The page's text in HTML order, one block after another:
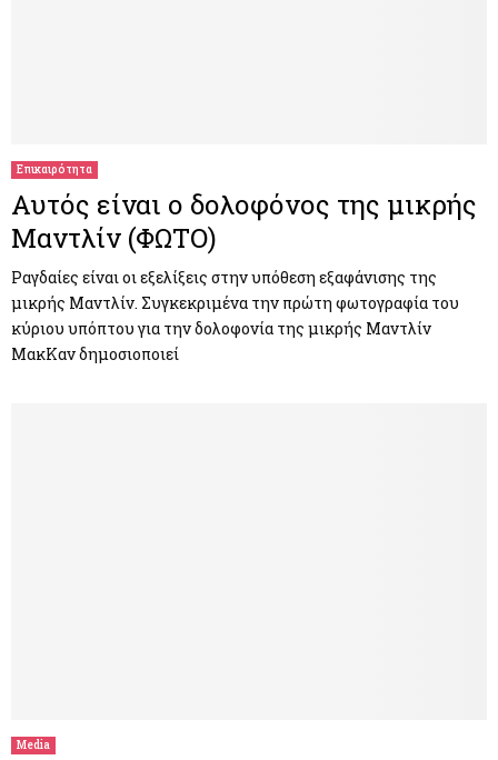
Επικαιρότητα
Αυτός είναι ο δολοφόνος της μικρής
Μαντλίν (ΦΩΤΟ)
Ραγδαίες είναι οι εξελίξεις στην υπόθεση εξαφάνισης της
μικρής Μαντλίν. Συγκεκριμένα την πρώτη φωτογραφία του
κύριου υπόπτου για την δολοφονία της μικρής Μαντλίν
ΜακΚαν δημοσιοποιεί
Media